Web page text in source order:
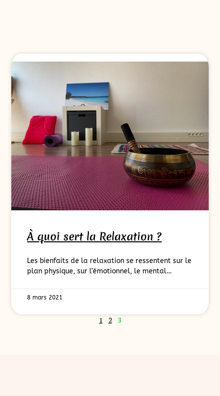
À quoi sert la Relaxation ?
Les bienfaits de la relaxation se ressentent sur le
plan physique, sur l’émotionnel, le mental…
8 mars 2021
1 2 3